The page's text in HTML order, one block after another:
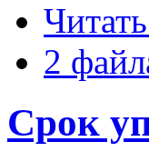
2
Срок